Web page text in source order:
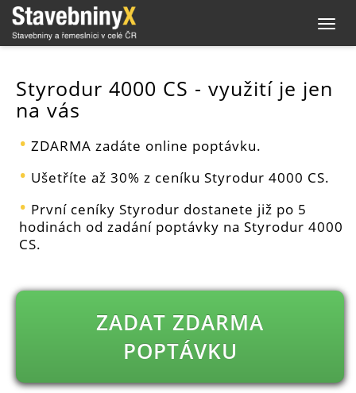
Styrodur 4000 CS - využití je jen
na vás
ZDARMA zadáte online poptávku.
Ušetříte až 30% z ceníku Styrodur 4000 CS.
První ceníky Styrodur dostanete již po 5
hodinách od zadání poptávky na Styrodur 4000
CS.
ZADAT ZDARMA
POPTÁVKU